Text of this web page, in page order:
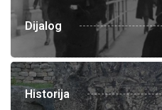
Dijalog
Historija